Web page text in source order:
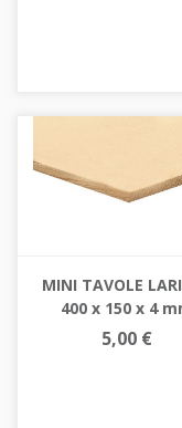
MINI TAVOLE
400 x 150 x 4
5,00 €